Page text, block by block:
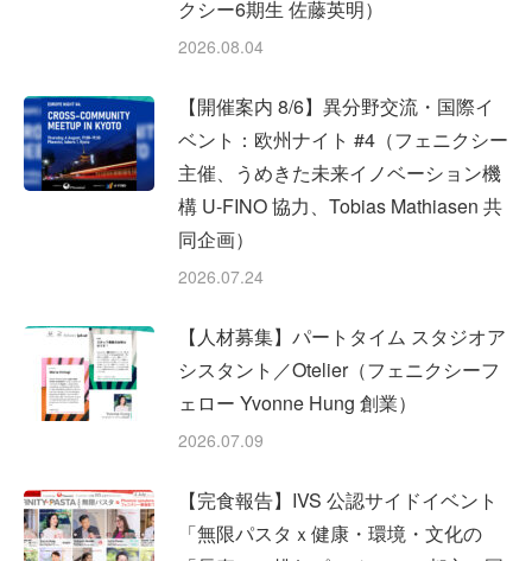
クシー6期生 佐藤英明）
2026.08.04
【開催案内 8/6】異分野交流・国際イ
ベント：欧州ナイト #4（フェニクシー
主催、うめきた未来イノベーション機
構 U-FINO 協力、Tobias Mathiasen 共
同企画）
2026.07.24
【人材募集】パートタイム スタジオア
シスタント／Otelier（フェニクシーフ
ェロー Yvonne Hung 創業）
2026.07.09
【完食報告】IVS 公認サイドイベント
「無限パスタｘ健康・環境・文化の